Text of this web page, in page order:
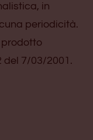
in
periodicità.
del 7/03/2001.